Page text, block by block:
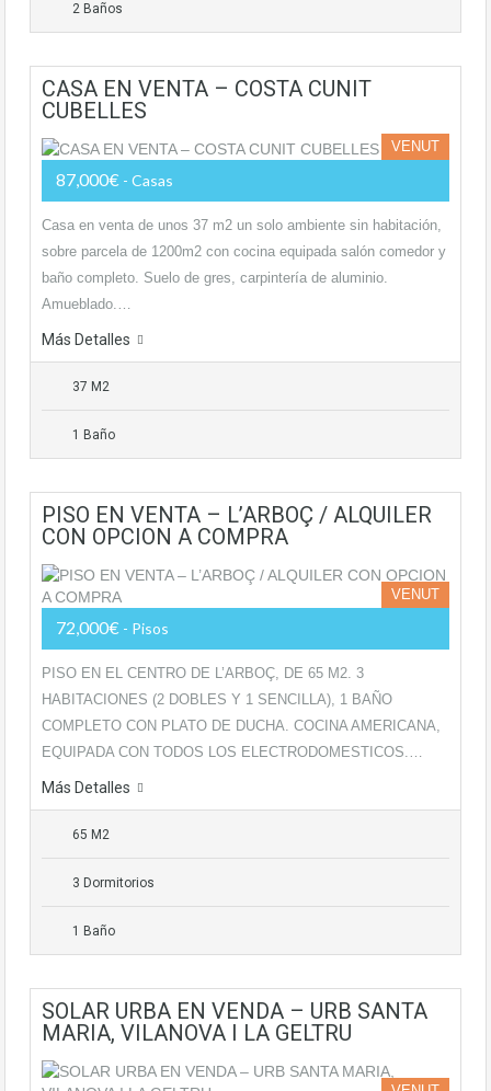
2 Baños
CASA EN VENTA – COSTA CUNIT
CUBELLES
VENUT
87,000€ - Casas
Casa en venta de unos 37 m2 un solo ambiente sin habitación,
sobre parcela de 1200m2 con cocina equipada salón comedor y
baño completo. Suelo de gres, carpintería de aluminio.
Amueblado.…
Más Detalles
37 M2
1 Baño
PISO EN VENTA – L’ARBOÇ / ALQUILER
CON OPCION A COMPRA
VENUT
72,000€ - Pisos
PISO EN EL CENTRO DE L’ARBOÇ, DE 65 M2. 3
HABITACIONES (2 DOBLES Y 1 SENCILLA), 1 BAÑO
COMPLETO CON PLATO DE DUCHA. COCINA AMERICANA,
EQUIPADA CON TODOS LOS ELECTRODOMESTICOS.…
Más Detalles
65 M2
3 Dormitorios
1 Baño
SOLAR URBA EN VENDA – URB SANTA
MARIA, VILANOVA I LA GELTRU